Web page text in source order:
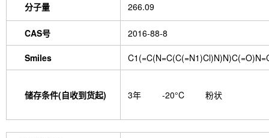
分子量 266.09
CAS号 2016-88-8
Smiles
储存条件(自收到货起) 3年 -20°C 粉状